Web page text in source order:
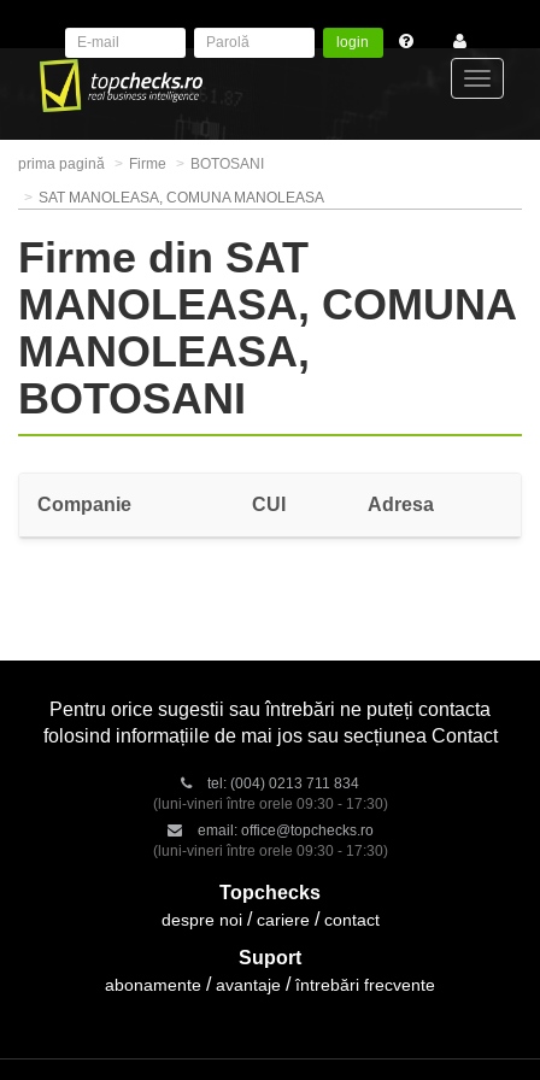
login
prima pagină Firme
BOTOSANI
SAT MANOLEASA, COMUNA MANOLEASA
Firme din SAT
MANOLEASA, COMUNA
MANOLEASA,
BOTOSANI
Companie CUI Adresa
Pentru orice sugestii sau întrebări ne puteți contacta
folosind informațiile de mai jos sau secțiunea Contact
tel: (004) 0213 711 834
(luni-vineri între orele 09:30 - 17:30)
email: office@topchecks.ro
(luni-vineri între orele 09:30 - 17:30)
Topchecks
despre noi cariere contact
Suport
abonamente avantaje întrebări frecvente